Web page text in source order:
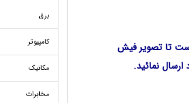
تا تصویر فیش
نمائید.
برق
کامپیوتر
مکانیک
مخابرات